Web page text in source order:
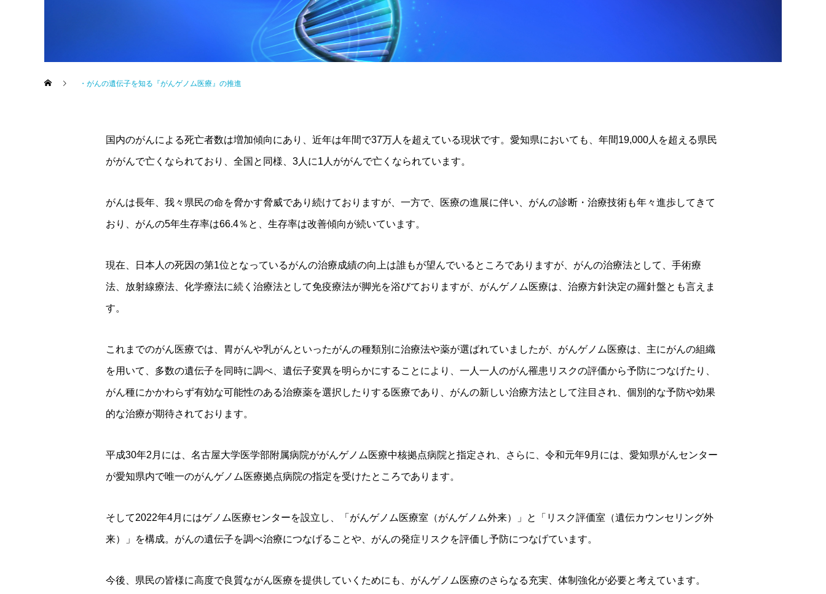
・がんの遺伝子を知る『がんゲノム医療』の推進
国内のがんによる死亡者数は増加傾向にあり、近年は年間で37万人を超えている現状です。愛知県においても、年間19,000人を超える県民
ががんで亡くなられており、全国と同様、3人に1人ががんで亡くなられています。
がんは長年、我々県民の命を脅かす脅威であり続けておりますが、一方で、医療の進展に伴い、がんの診断・治療技術も年々進歩してきて
おり、がんの5年生存率は66.4％と、生存率は改善傾向が続いています。
現在、日本人の死因の第1位となっているがんの治療成績の向上は誰もが望んでいるところでありますが、がんの治療法として、手術療
法、放射線療法、化学療法に続く治療法として免疫療法が脚光を浴びておりますが、がんゲノム医療は、治療方針決定の羅針盤とも言えま
す。
これまでのがん医療では、胃がんや乳がんといったがんの種類別に治療法や薬が選ばれていましたが、がんゲノム医療は、主にがんの組織
を用いて、多数の遺伝子を同時に調べ、遺伝子変異を明らかにすることにより、一人一人のがん罹患リスクの評価から予防につなげたり、
がん種にかかわらず有効な可能性のある治療薬を選択したりする医療であり、がんの新しい治療方法として注目され、個別的な予防や効果
的な治療が期待されております。
平成30年2月には、名古屋大学医学部附属病院ががんゲノム医療中核拠点病院と指定され、さらに、令和元年9月には、愛知県がんセンター
が愛知県内で唯一のがんゲノム医療拠点病院の指定を受けたところであります。
そして2022年4月にはゲノム医療センターを設立し、「がんゲノム医療室（がんゲノム外来）」と「リスク評価室（遺伝カウンセリング外
来）」を構成。がんの遺伝子を調べ治療につなげることや、がんの発症リスクを評価し予防につなげています。
今後、県民の皆様に高度で良質ながん医療を提供していくためにも、がんゲノム医療のさらなる充実、体制強化が必要と考えています。